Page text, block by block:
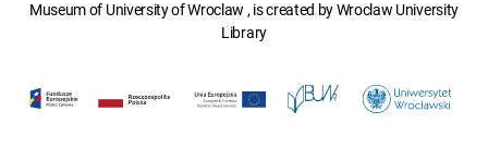
Museum of University of Wroclaw , is created by Wroclaw University
Library